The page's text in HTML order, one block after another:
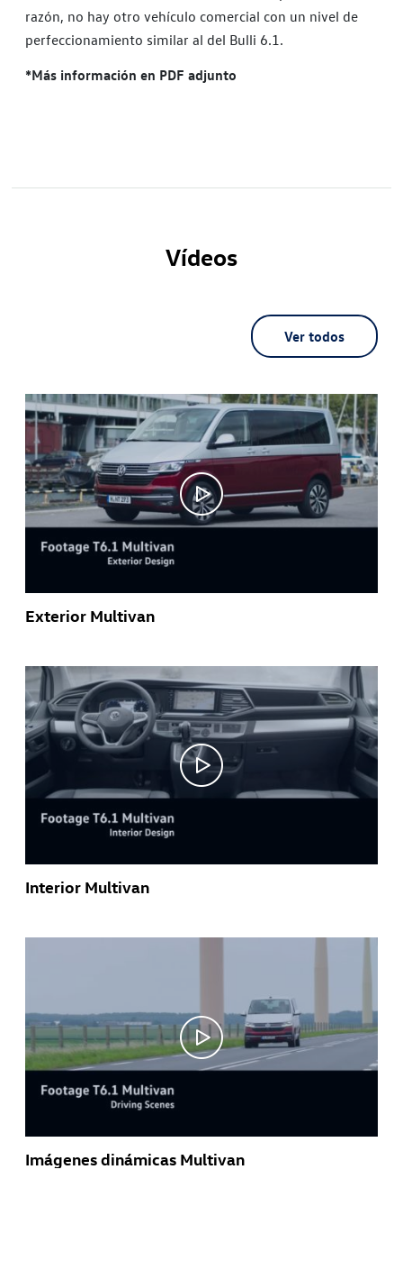
razón, no hay otro vehículo comercial con un nivel de
perfeccionamiento similar al del Bulli 6.1.
*Más información en PDF adjunto
Vídeos
Ver todos
Exterior Multivan
Interior Multivan
Imágenes dinámicas Multivan